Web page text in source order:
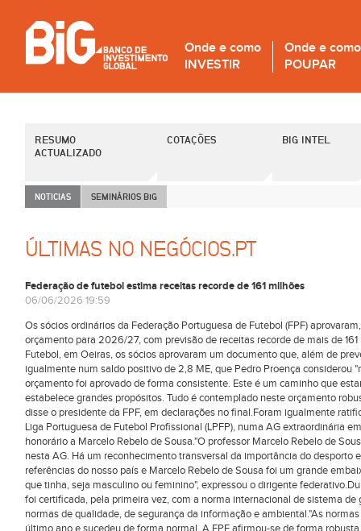
Onde e como
INVESTIR
Onde e como
POUPAR
RESUMO
ACTUALIZADO
COTAÇÕES BIG INTEL
NOTICIAS SEMINÁRIOS BiG
ÚLTIMAS NO NEGÓCIOS.PT
Federação de futebol estima receitas recorde de 161 milhões
06/06/2026 19:59
Os sócios ordinários da Federação Portuguesa de Futebol (FPF)
orçamento para 2026/27, com previsão de receitas recorde de mais de
Futebol, em Oeiras, os sócios aprovaram um documento que, além de
igualmente num saldo positivo de 2,8 ME, que Pedro Proença considerou
orçamento foi aprovado de forma consistente. Este é um caminho que
estabelece grandes propósitos. Tudo é contemplado neste orçamento
disse o presidente da FPF, em declarações no final.Foram igualmente
Liga Portuguesa de Futebol Profissional (LPFP), numa AG extraordinária
honorário a Marcelo Rebelo de Sousa."O professor Marcelo Rebelo de
nesta AG. Há um reconhecimento transversal da importância do desporto
referências do nosso país e Marcelo Rebelo de Sousa foi um grande
que tinha, seja masculino ou feminino", expressou o dirigente
foi certificada, pela primeira vez, com a norma internacional de sistema
normas de qualidade, de segurança da informação e ambiental."As